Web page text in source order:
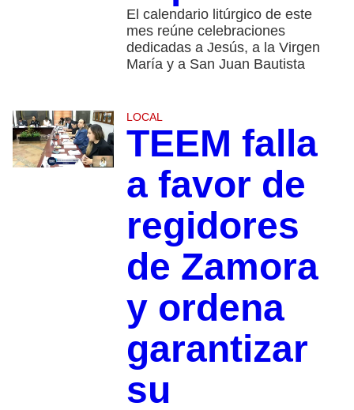
El calendario litúrgico de este
mes reúne celebraciones
dedicadas a Jesús, a la Virgen
María y a San Juan Bautista
LOCAL
TEEM falla
a favor de
regidores
de Zamora
y ordena
garantizar
su